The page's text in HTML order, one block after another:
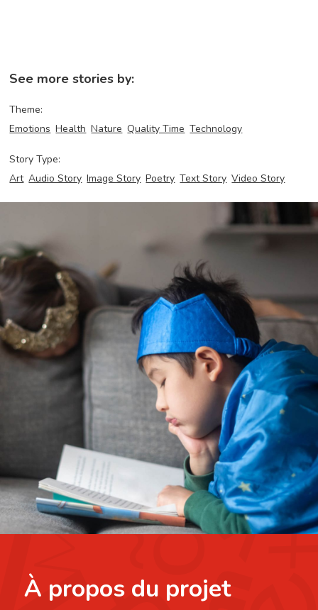
See more stories by:
Theme:
Emotions Health Nature Quality Time Technology
Story Type:
Art Audio Story Image Story Poetry Text Story Video Story
À propos du projet